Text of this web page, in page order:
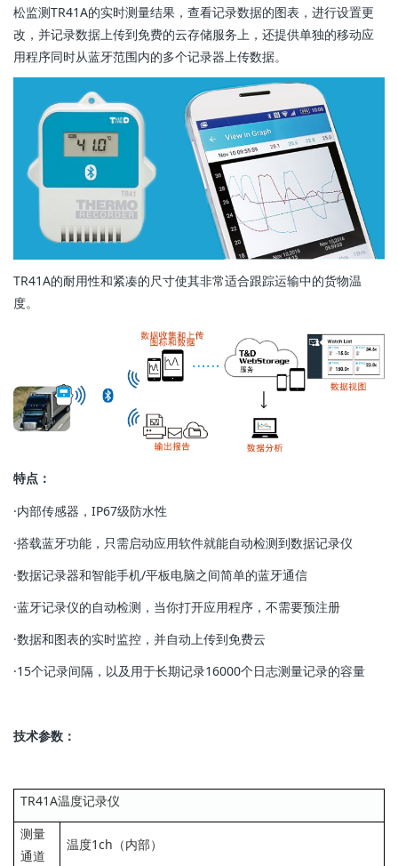
松监测TR41A的实时测量结果，查看记录数据的图表，进行设置更
改，并记录数据上传到免费的云存储服务上，还提供单独的移动应
用程序同时从蓝牙范围内的多个记录器上传数据。
TR41A的耐用性和紧凑的尺寸使其非常适合跟踪运输中的货物温
度。
特点：
·内部传感器，IP67级防水性
·搭载蓝牙功能，只需启动应用软件就能自动检测到数据记录仪
·数据记录器和智能手机/平板电脑之间简单的蓝牙通信
·蓝牙记录仪的自动检测，当你打开应用程序，不需要预注册
·数据和图表的实时监控，并自动上传到免费云
·15个记录间隔，以及用于长期记录16000个日志测量记录的容量
技术参数：
TR41A温度记录仪
测量
通道
温度1ch（内部）